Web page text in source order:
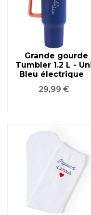
Grande gourde
Tumbler 1.2 L -
Bleu électrique
Prix
29,99 €